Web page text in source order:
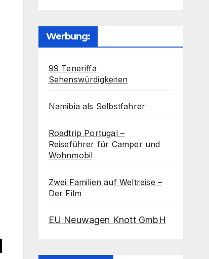
Werbung:
99 Teneriffa
Sehenswürdigkeiten
Namibia als Selbstfahrer
Roadtrip Portugal –
Reiseführer für Camper und
Wohnmobil
Zwei Familien auf Weltreise –
Der Film
EU Neuwagen Knott GmbH